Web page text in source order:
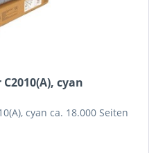
cyan
cyan ca. 18.000 Seiten